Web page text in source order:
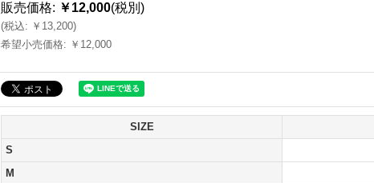
販売価格: ￥12,000(税別)
(税込: ￥13,200)
希望小売価格: ￥12,000
SIZE
S
M